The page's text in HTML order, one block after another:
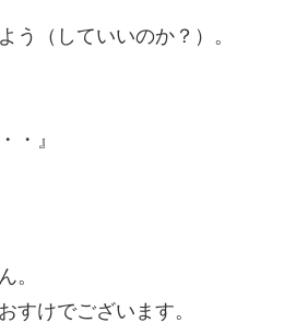
う（していいのか？）。
・』
。
すけでございます。